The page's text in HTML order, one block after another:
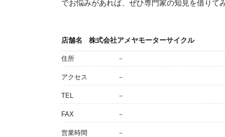
でお悩みがあれば、ぜひ専門家の知見を借りて
店舗名 株式会社アメヤモーターサイクル
住所 －
アクセス －
TEL －
FAX －
営業時間 －